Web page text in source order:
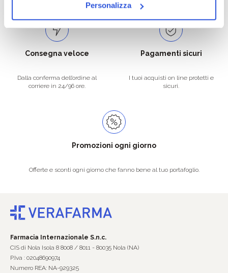
Personalizza
Consegna veloce
Dalla conferma dell’ordine al
corriere in 24/96 ore.
Pagamenti sicuri
I tuoi acquisti on line protetti e
sicuri.
Promozioni ogni giorno
Offerte e sconti ogni giorno che fanno bene al tuo portafoglio.
Farmacia Internazionale S.n.c.
CIS di Nola Isola 8 8008 / 8011 - 80035 Nola (NA)
P.Iva : 02048690974
Numero REA: NA-929325